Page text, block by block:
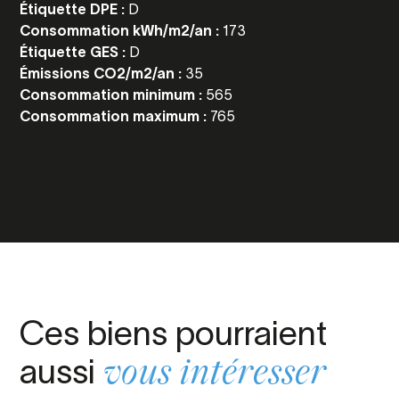
Étiquette DPE : D
Consommation kWh/m2/an : 173
Étiquette GES : D
Émissions CO2/m2/an : 35
Consommation minimum : 565
Consommation maximum : 765
Ces biens pourraient
aussi vous intéresser